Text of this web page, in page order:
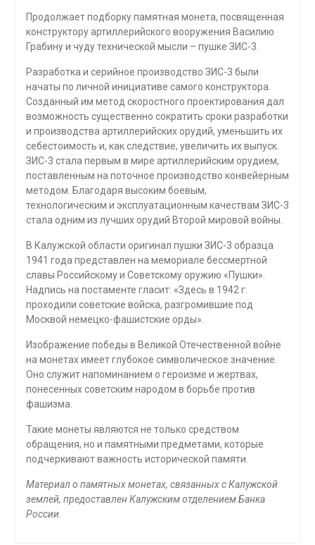
Продолжает подборку памятная монета, посвященная
конструктору артиллерийского вооружения Василию
Грабину и чуду технической мысли – пушке ЗИС-3.
Разработка и серийное производство ЗИС-3 были
начаты по личной инициативе самого конструктора.
Созданный им метод скоростного проектирования дал
возможность существенно сократить сроки разработки
и производства артиллерийских орудий, уменьшить их
себестоимость и, как следствие, увеличить их выпуск.
ЗИС-3 стала первым в мире артиллерийским орудием,
поставленным на поточное производство конвейерным
методом. Благодаря высоким боевым,
технологическим и эксплуатационным качествам ЗИС-3
стала одним из лучших орудий Второй мировой войны.
В Калужской области оригинал пушки ЗИС-3 образца
1941 года представлен на мемориале бессмертной
славы Российскому и Советскому оружию «Пушки».
Надпись на постаменте гласит: «Здесь в 1942 г.
проходили советские войска, разгромившие под
Москвой немецко-фашистские орды».
Изображение победы в Великой Отечественной войне
на монетах имеет глубокое символическое значение.
Оно служит напоминанием о героизме и жертвах,
понесенных советским народом в борьбе против
фашизма.
Такие монеты являются не только средством
обращения, но и памятными предметами, которые
подчеркивают важность исторической памяти.
Материал о памятных монетах, связанных с Калужской
землей, предоставлен Калужским отделением Банка
России.